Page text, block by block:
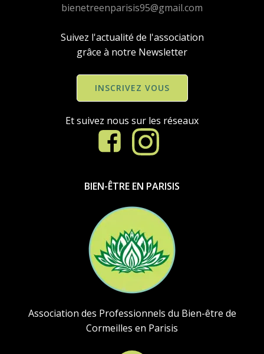
bienetreenparisis95@gmail.com
Suivez l'actualité de l'association
grâce à notre Newsletter
INSCRIVEZ VOUS
Et suivez nous sur les réseaux
BIEN-ÊTRE EN PARISIS
Association des Professionnels du Bien-être de
Cormeilles en Parisis